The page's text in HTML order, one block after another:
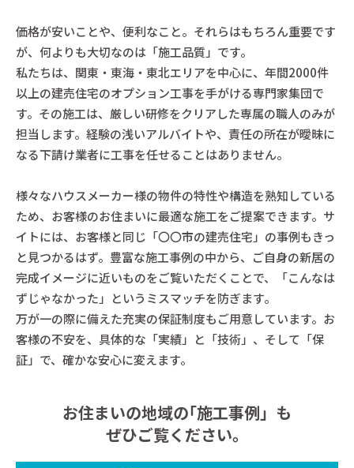
価格が安いことや、便利なこと。それらはもちろん重要です
が、何よりも大切なのは「施工品質」です。
私たちは、関東・東海・東北エリアを中心に、年間2000件
以上の建売住宅のオプション工事を手がける専門家集団で
す。その施工は、厳しい研修をクリアした専属の職人のみが
担当します。経験の浅いアルバイトや、責任の所在が曖昧に
なる下請け業者に工事を任せることはありません。
様々なハウスメーカー様の物件の特性や構造を熟知している
ため、お客様のお住まいに最適な施工をご提案できます。サ
イトには、お客様と同じ「〇〇市の建売住宅」の事例もきっ
と見つかるはず。豊富な施工事例の中から、ご自身の新居の
完成イメージに近いものをご覧いただくことで、「こんなは
ずじゃなかった」というミスマッチを防ぎます。
万が一の際に備えた充実の保証制度もご用意しています。お
客様の不安を、具体的な「実績」と「技術」、そして「保
証」で、確かな安心に変えます。
お住まいの地域の｢施工事例」も
ぜひご覧ください。